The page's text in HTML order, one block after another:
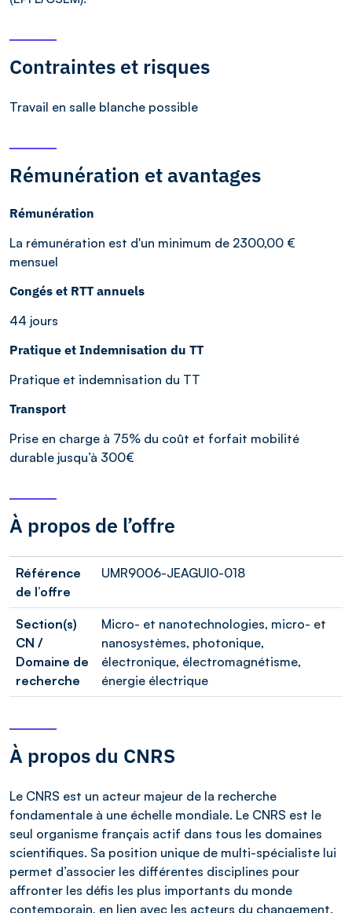
Contraintes et risques
Travail en salle blanche possible
Rémunération et avantages
Rémunération
La rémunération est d'un minimum de 2300,00 €
mensuel
Congés et RTT annuels
44 jours
Pratique et Indemnisation du TT
Pratique et indemnisation du TT
Transport
Prise en charge à 75% du coût et forfait mobilité
durable jusqu’à 300€
À propos de l’offre
Référence
de l’offre
UMR9006-JEAGUI0-018
Section(s)
CN /
Domaine de
recherche
Micro- et nanotechnologies, micro- et
nanosystèmes, photonique,
électronique, électromagnétisme,
énergie électrique
À propos du CNRS
Le CNRS est un acteur majeur de la recherche
fondamentale à une échelle mondiale. Le CNRS est le
seul organisme français actif dans tous les domaines
scientifiques. Sa position unique de multi-spécialiste lui
permet d’associer les différentes disciplines pour
affronter les défis les plus importants du monde
contemporain, en lien avec les acteurs du changement.